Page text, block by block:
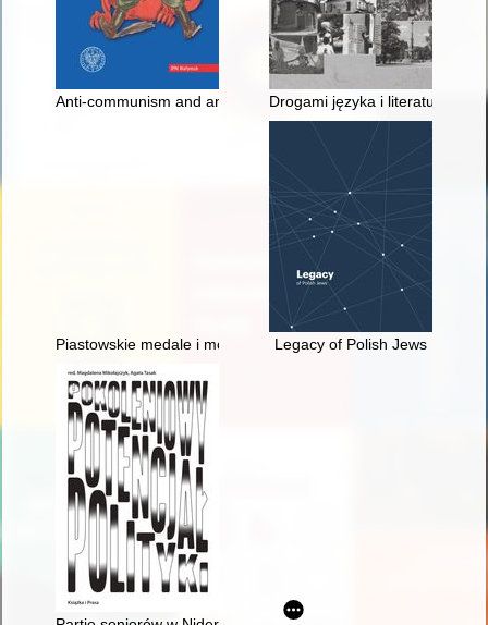
Anti-communism and anti-Sovietism in Polish political thought
Drogami języka i literatury
Piastowskie medale i monety medalowe w zbiorach Muzeum
Legacy of Polish Jews